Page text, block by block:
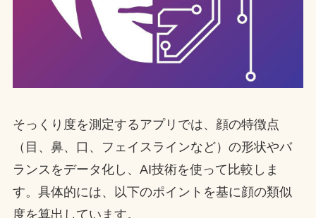
そっくり度を測定するアプリでは、顔の特徴点
（目、鼻、口、フェイスラインなど）の形状やバ
ランスをデータ化し、AI技術を使って比較しま
す。具体的には、以下のポイントを基に顔の類似
度を算出しています。